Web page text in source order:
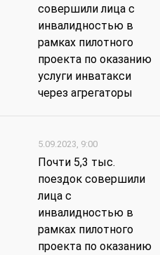
совершили лица с
инвалидностью в
рамках пилотного
проекта по оказанию
услуги инватакси
через агрегаторы
5.09.2023, 9:00
Почти 5,3 тыс.
поездок совершили
лица с
инвалидностью в
рамках пилотного
проекта по оказанию